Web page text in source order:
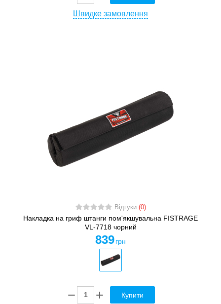
Швидке замовлення
Відгуки (0)
Накладка на гриф штанги пом'якшувальна FISTRAGE
VL-7718 чорний
839 грн
Купити